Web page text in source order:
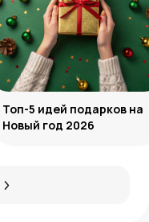
Топ-5 идей подарков на
Новый год 2026